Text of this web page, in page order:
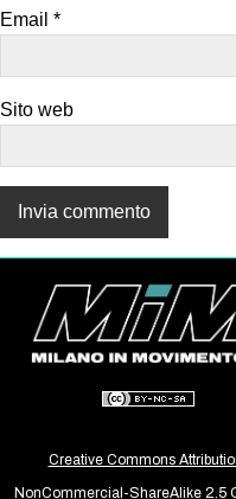
Email *
Sito web
Creative Commons
NonCommercial-ShareAlike 2.5